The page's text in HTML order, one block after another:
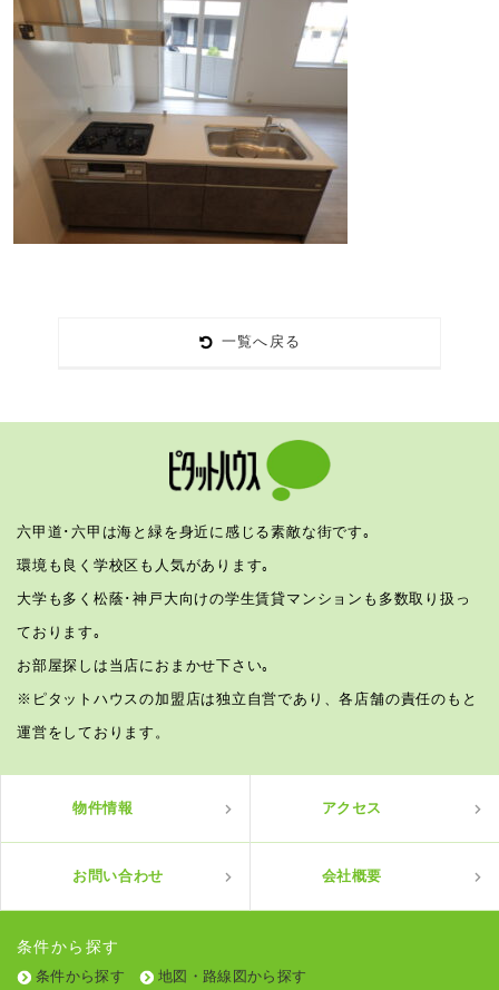
一覧へ戻る
六甲道･六甲は海と緑を身近に感じる素敵な街です｡
環境も良く学校区も人気があります｡
大学も多く松蔭･神戸大向けの学生賃貸マンションも多数取り扱っ
ております｡
お部屋探しは当店におまかせ下さい｡
※ピタットハウスの加盟店は独立自営であり、各店舗の責任のもと
運営をしております。
物件情報 アクセス
お問い合わせ 会社概要
条件から探す
条件から探す 地図・路線図から探す